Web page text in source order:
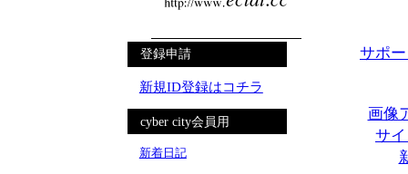
登録申請
新規ID登録はコチラ
cyber city会員用
新着日記
サポ
画像
サ